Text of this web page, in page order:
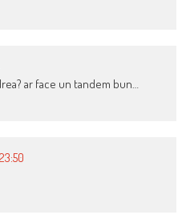
ar face un tandem bun…